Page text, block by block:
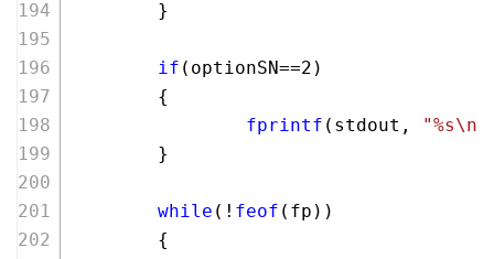
        }
if (optionSN==2 )
        {
fprintf (stdout, "%s\n"
        }
while (! feof (fp))
        {